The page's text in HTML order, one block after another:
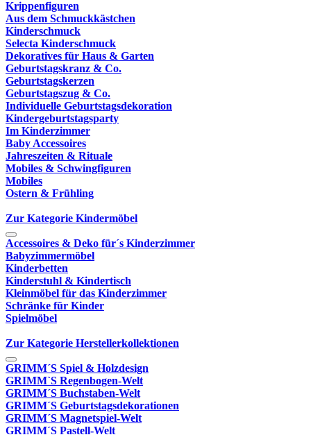
Krippenfiguren
Aus dem Schmuckkästchen
Kinderschmuck
Selecta Kinderschmuck
Dekoratives für Haus & Garten
Geburtstagskranz & Co.
Geburtstagskerzen
Geburtstagszug & Co.
Individuelle Geburtstagsdekoration
Kindergeburtstagsparty
Im Kinderzimmer
Baby Accessoires
Jahreszeiten & Rituale
Mobiles & Schwingfiguren
Mobiles
Ostern & Frühling
Zur Kategorie Kindermöbel
Accessoires & Deko für´s Kinderzimmer
Babyzimmermöbel
Kinderbetten
Kinderstuhl & Kindertisch
Kleinmöbel für das Kinderzimmer
Schränke für Kinder
Spielmöbel
Zur Kategorie Herstellerkollektionen
GRIMM´S Spiel & Holzdesign
GRIMM`S Regenbogen-Welt
GRIMM´S Buchstaben-Welt
GRIMM´S Geburtstagsdekorationen
GRIMM´S Magnetspiel-Welt
GRIMM´S Pastell-Welt